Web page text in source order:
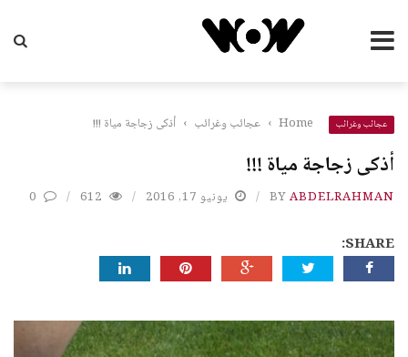
عجائب وغرائب Home
› عجائب وغرائب › أذكى زجاجة مياة !!!
أذكى زجاجة مياة !!!
BYABDELRAHMAN يونيو 17, 2016 612
0
SHARE: